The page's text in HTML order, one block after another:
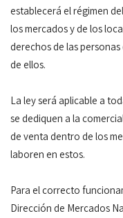
establecerá el régimen
los mercados y de los
derechos de las
de ellos.
La ley será aplicable a
se dediquen a la
de venta dentro de los
laboren en estos.
Para el correcto
Dirección de Mercados